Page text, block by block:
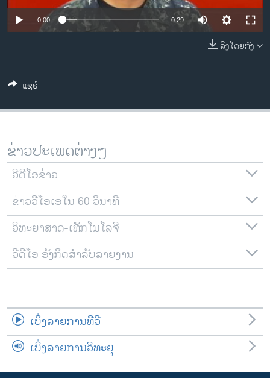
ຊຸມຊົນຊາວລາວ
ວິທະຍາສາດ-ເທັກໂນໂລຈີ
ພາສາອັງກິດ
ລາຍການກະຈາຍສຽງ
ລາຍງານ
ຕິດຕາມພວກເຮົາ ທີ່
ພາສາຕ່າງໆ
0:00 0:29
ລິງໂດຍກົງ
ແຊຣ໌
ຂ່າວປະເພດຕ່າງໆ
ວີດີໂອຂ່າວ
ຂ່າວວີໂອເອໃນ 60 ວິນາທີ
ວິທະຍາສາດ-ເທັກໂນໂລຈີ
ວີດີໂອ ອັງກິດສຳລັບລາຍງານ
ເບິ່ງລາຍການທີວີ
ເບິ່ງລາຍການວິທະຍຸ